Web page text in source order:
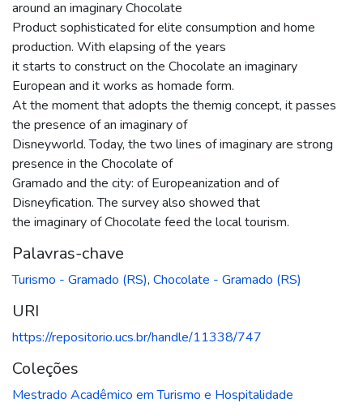
around an imaginary Chocolate
Product sophisticated for elite consumption and home
production. With elapsing of the years
it starts to construct on the Chocolate an imaginary
European and it works as homade form.
At the moment that adopts the themig concept, it passes
the presence of an imaginary of
Disneyworld. Today, the two lines of imaginary are strong
presence in the Chocolate of
Gramado and the city: of Europeanization and of
Disneyfication. The survey also showed that
the imaginary of Chocolate feed the local tourism.
Palavras-chave
Turismo - Gramado (RS), Chocolate - Gramado (RS)
URI
https://repositorio.ucs.br/handle/11338/747
Coleções
Mestrado Acadêmico em Turismo e Hospitalidade